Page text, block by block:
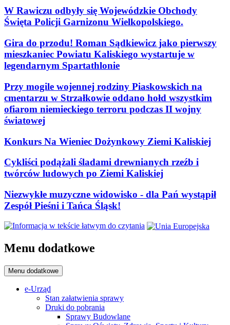
W Rawiczu odbyły się Wojewódzkie Obchody
Święta Policji Garnizonu Wielkopolskiego.
Gira do przodu! Roman Sądkiewicz jako pierwszy
mieszkaniec Powiatu Kaliskiego wystartuje w
legendarnym Spartathlonie
Przy mogile wojennej rodziny Piaskowskich na
cmentarzu w Strzałkowie oddano hołd wszystkim
ofiarom niemieckiego terroru podczas II wojny
światowej
Konkurs Na Wieniec Dożynkowy Ziemi Kaliskiej
Cykliści podążali śladami drewnianych rzeźb i
twórców ludowych po Ziemi Kaliskiej
Niezwykłe muzyczne widowisko - dla Pań wystąpił
Zespół Pieśni i Tańca Śląsk!
Menu dodatkowe
Menu dodatkowe
e-Urząd
Stan załatwienia sprawy
Druki do pobrania
Sprawy Budowlane